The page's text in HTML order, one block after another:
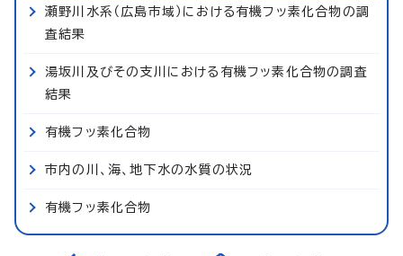
瀬野川水系（広島市域）における有機フッ素化合物の調
査結果
湯坂川及びその支川における有機フッ素化合物の調査
結果
有機フッ素化合物
市内の川、海、地下水の水質の状況
有機フッ素化合物